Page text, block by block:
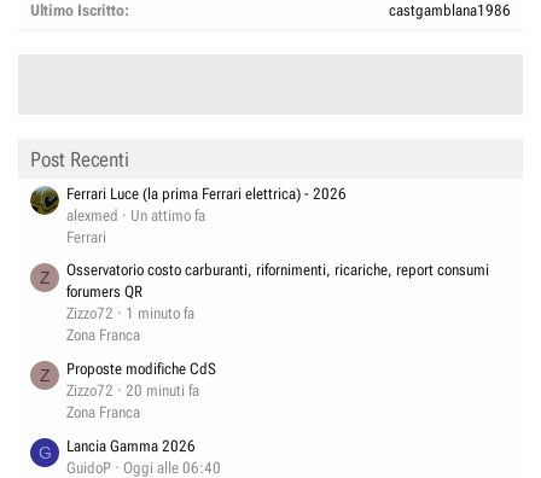
Ultimo Iscritto
castgamblana1986
Post Recenti
Ferrari Luce (la prima Ferrari elettrica) - 2026
alexmed
Un attimo fa
Ferrari
Z
Osservatorio costo carburanti, rifornimenti, ricariche, report consumi
forumers QR
Zizzo72
1 minuto fa
Zona Franca
Z
Proposte modifiche CdS
Zizzo72
20 minuti fa
Zona Franca
G
Lancia Gamma 2026
GuidoP
Oggi alle 06:40